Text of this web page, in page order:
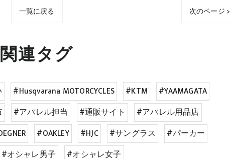
一覧に戻る 次のページ >
関連タグ
#Husqvarana MOTORCYCLES #KTM
#YAAMAGATA
#アパレル担当 #通販サイト
#アパレル用品店
#OAKLEY #HJC #サングラス
#パーカー
#オシャレ男子 #オシャレ女子